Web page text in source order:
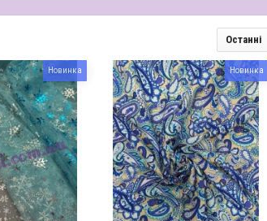
Останні
Новинка Новинка